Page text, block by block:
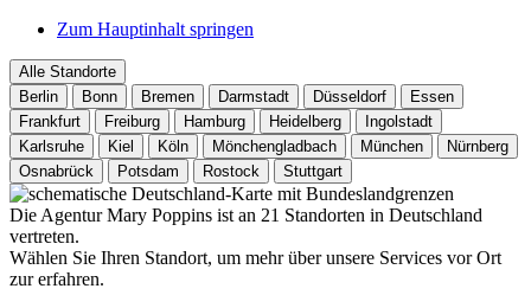
Zum Hauptinhalt springen
Alle Standorte
Berlin
Bonn Bremen Darmstadt Düsseldorf
Essen
Frankfurt
Freiburg Hamburg Heidelberg
Ingolstadt
Karlsruhe
Kiel Köln Mönchengladbach München
Nürnberg
Osnabrück
Potsdam Rostock Stuttgart
Die Agentur Mary Poppins ist an 21 Standorten in Deutschland
vertreten.
Wählen Sie Ihren Standort, um mehr über unsere Services vor Ort
zur erfahren.